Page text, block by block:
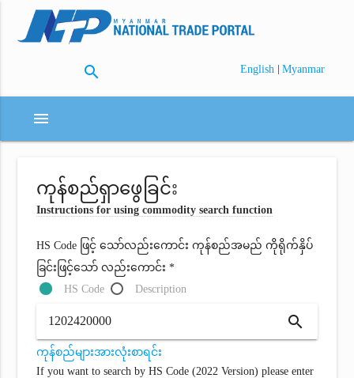
search English | Myanmar
menu
ကုန်စည်ရှာဖွေခြင်း
Instructions for using commodity search function
HS Code ဖြင့် သော်လည်းကောင်း ကုန်စည်အမည် ကိုရိုက်နှိပ်
ခြင်းဖြင့်သော် လည်းကောင်း *
HS Code
Description
search
ကုန်စည်များအားလုံးစာရင်း
If you want to search by HS Code (2022 Version) please enter